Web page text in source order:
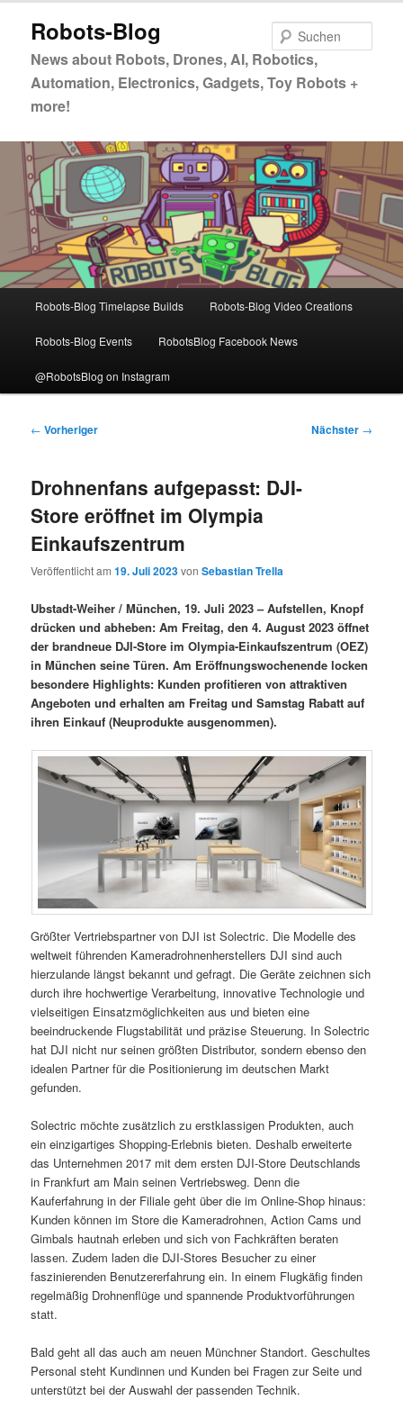
primären
springen
Robots-Blog
News about Robots, Drones, AI, Robotics,
Automation, Electronics, Gadgets, Toy Robots +
more!
Robots-Blog Timelapse Builds Robots-Blog Video Creations
Robots-Blog Events RobotsBlog Facebook News
@RobotsBlog on Instagram
Beitragsnavigation
← Vorheriger Nächster →
Drohnenfans aufgepasst: DJI-
Store eröffnet im Olympia
Einkaufszentrum
Veröffentlicht am19. Juli 2023vonSebastian Trella
Ubstadt-Weiher / München, 19. Juli 2023 – Aufstellen, Knopf
drücken und abheben: Am Freitag, den 4. August 2023 öffnet
der brandneue DJI-Store im Olympia-Einkaufszentrum (OEZ)
in München seine Türen. Am Eröffnungswochenende locken
besondere Highlights: Kunden profitieren von attraktiven
Angeboten und erhalten am Freitag und Samstag Rabatt auf
ihren Einkauf (Neuprodukte ausgenommen).
Größter Vertriebspartner von DJI ist Solectric. Die Modelle des
weltweit führenden Kameradrohnenherstellers DJI sind auch
hierzulande längst bekannt und gefragt. Die Geräte zeichnen sich
durch ihre hochwertige Verarbeitung, innovative Technologie und
vielseitigen Einsatzmöglichkeiten aus und bieten eine
beeindruckende Flugstabilität und präzise Steuerung. In Solectric
hat DJI nicht nur seinen größten Distributor, sondern ebenso den
idealen Partner für die Positionierung im deutschen Markt
gefunden.
Solectric möchte zusätzlich zu erstklassigen Produkten, auch
ein einzigartiges Shopping-Erlebnis bieten. Deshalb erweiterte
das Unternehmen 2017 mit dem ersten DJI-Store Deutschlands
in Frankfurt am Main seinen Vertriebsweg. Denn die
Kauferfahrung in der Filiale geht über die im Online-Shop hinaus:
Kunden können im Store die Kameradrohnen, Action Cams und
Gimbals hautnah erleben und sich von Fachkräften beraten
lassen. Zudem laden die DJI-Stores Besucher zu einer
faszinierenden Benutzererfahrung ein. In einem Flugkäfig finden
regelmäßig Drohnenflüge und spannende Produktvorführungen
statt.
Bald geht all das auch am neuen Münchner Standort. Geschultes
Personal steht Kundinnen und Kunden bei Fragen zur Seite und
unterstützt bei der Auswahl der passenden Technik.